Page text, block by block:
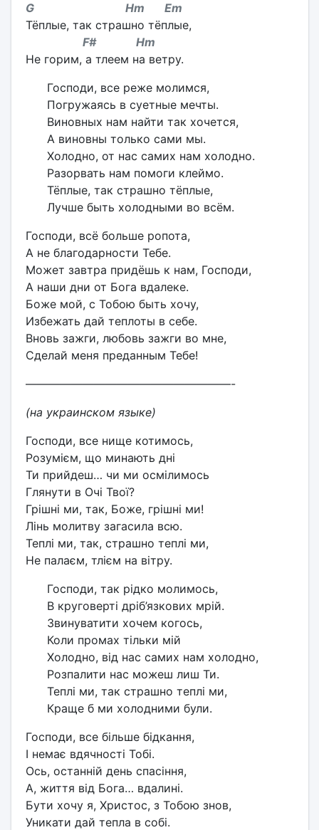
G Hm Em
Тёплые, так страшно тёплые,
F# Hm
Не горим, а тлеем на ветру.
Господи, все реже молимся,
Погружаясь в суетные мечты.
Виновных нам найти так хочется,
А виновны только сами мы.
Холодно, от нас самих нам холодно.
Разорвать нам помоги клеймо.
Тёплые, так страшно тёплые,
Лучше быть холодными во всём.
Господи, всё больше ропота,
А не благодарности Тебе.
Может завтра придёшь к нам, Господи,
А наши дни от Бога вдалеке.
Боже мой, с Тобою быть хочу,
Избежать дай теплоты в себе.
Вновь зажги, любовь зажги во мне,
Сделай меня преданным Тебе!
——————————————————-
(на украинском языке)
Господи, все нище котимось,
Розумієм, що минають дні
Ти прийдеш… чи ми осмілимось
Глянути в Очі Твої?
Грішні ми, так, Боже, грішні ми!
Лінь молитву загасила всю.
Теплі ми, так, страшно теплі ми,
Не палаєм, тлієм на вітру.
Господи, так рідко молимось,
В круговерті дріб’язкових мрій.
Звинуватити хочем когось,
Коли промах тільки мій
Холодно, від нас самих нам холодно,
Розпалити нас можеш лиш Ти.
Теплі ми, так страшно теплі ми,
Краще б ми холодними були.
Господи, все більше бідкання,
І немає вдячності Тобі.
Ось, останній день спасіння,
А, життя від Бога… вдалині.
Бути хочу я, Христос, з Тобою знов,
Уникати дай тепла в собі.